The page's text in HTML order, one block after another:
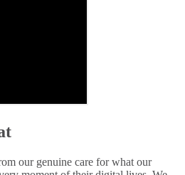
our genuine care for what our